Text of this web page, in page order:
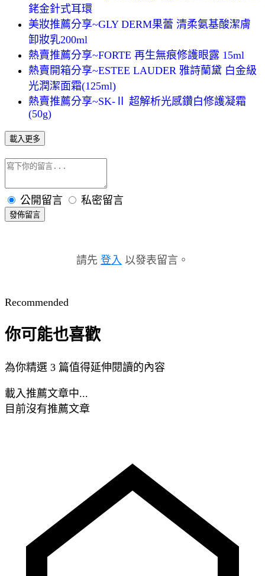
銠金針式耳環
美妝推薦分享~GLY DERM果蕾 清柔氨基酸潔膚
卸妝乳200ml
熱賣推薦分享~FORTE 再生無痕修護眼露 15ml
熱賣開箱分享~ESTEE LAUDER 雅詩蘭黛 白金級
光潤潔面霜(125ml)
熱賣推薦分享~SK-Ⅱ 超解析光感鑽白修護凝霜
(50g)
載入更多
公開留言 私密留言
發佈留言
請先 登入 以發表留言。
Recommended
你可能也喜歡
為你精選 3 篇值得延伸閱讀的內容
載入推薦文章中...
目前沒有推薦文章